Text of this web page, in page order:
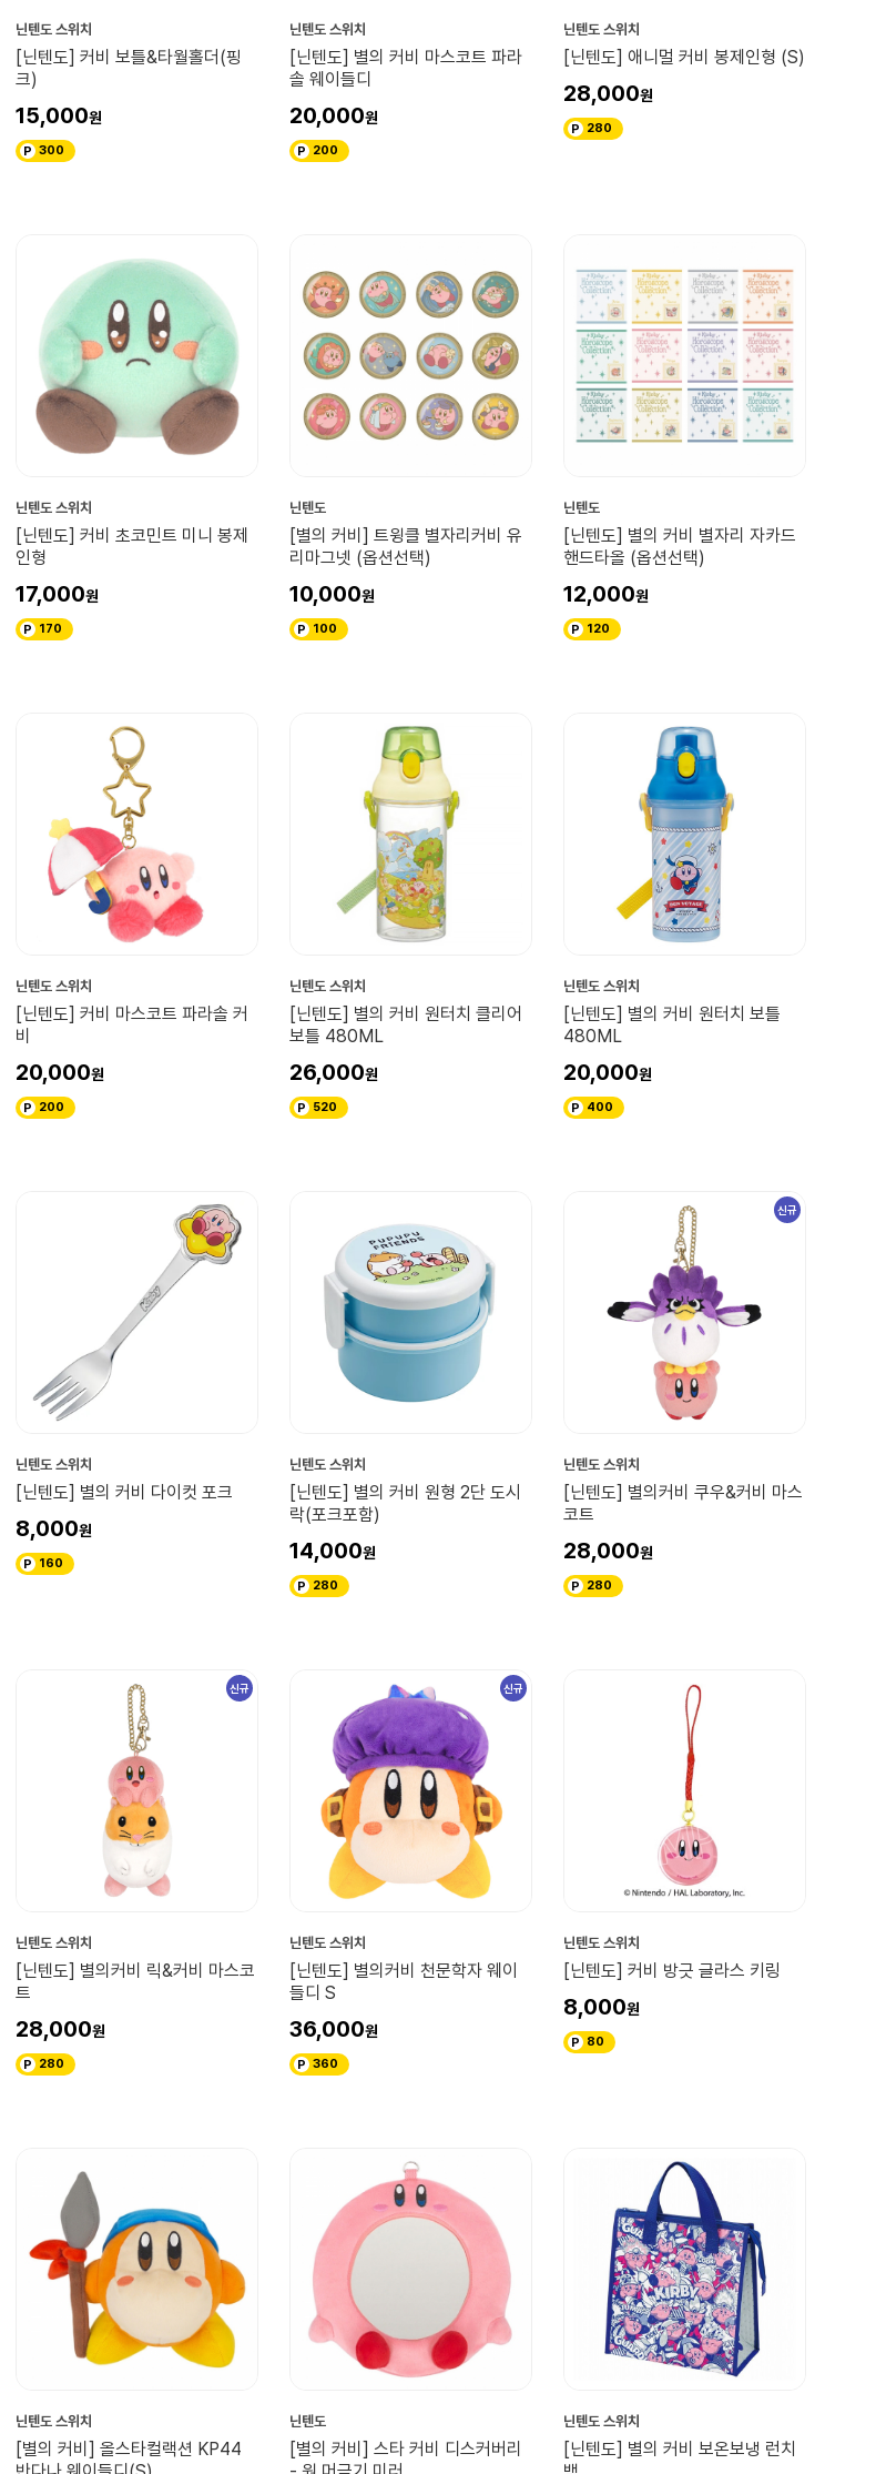
닌텐도 스위치
[닌텐도] 커비 보틀&타월홀더(핑
크)
15,000
300
닌텐도 스위치
[닌텐도] 별의 커비 마스코트 파라
솔 웨이들디
20,000
200
닌텐도 스위치
[닌텐도] 애니멀 커비 봉제인형 (S)
28,000
280
닌텐도 스위치
[닌텐도] 커비 초코민트 미니 봉제
인형
17,000
170
닌텐도
[별의 커비] 트윙클 별자리커비 유
리마그넷 (옵션선택)
10,000
100
닌텐도
[닌텐도] 별의 커비 별자리 자카드
핸드타올 (옵션선택)
12,000
120
닌텐도 스위치
[닌텐도] 커비 마스코트 파라솔 커
비
20,000
200
닌텐도 스위치
[닌텐도] 별의 커비 원터치 클리어
보틀 480ML
26,000
520
닌텐도 스위치
[닌텐도] 별의 커비 원터치 보틀
480ML
20,000
400
닌텐도 스위치
[닌텐도] 별의 커비 다이컷 포크
8,000
160
닌텐도 스위치
[닌텐도] 별의 커비 원형 2단 도시
락(포크포함)
14,000
280
닌텐도 스위치
[닌텐도] 별의커비 쿠우&커비 마스
코트
28,000
280
신규
닌텐도 스위치
[닌텐도] 별의커비 릭&커비 마스코
트
28,000
280
신규
닌텐도 스위치
[닌텐도] 별의커비 천문학자 웨이
들디 S
36,000
360
신규
닌텐도 스위치
[닌텐도] 커비 방긋 글라스 키링
8,000
80
닌텐도 스위치
[별의 커비] 올스타컬랙션 KP44
닌텐도
[별의 커비] 스타 커비 디스커버리
닌텐도 스위치
[닌텐도] 별의 커비 보온보냉 런치